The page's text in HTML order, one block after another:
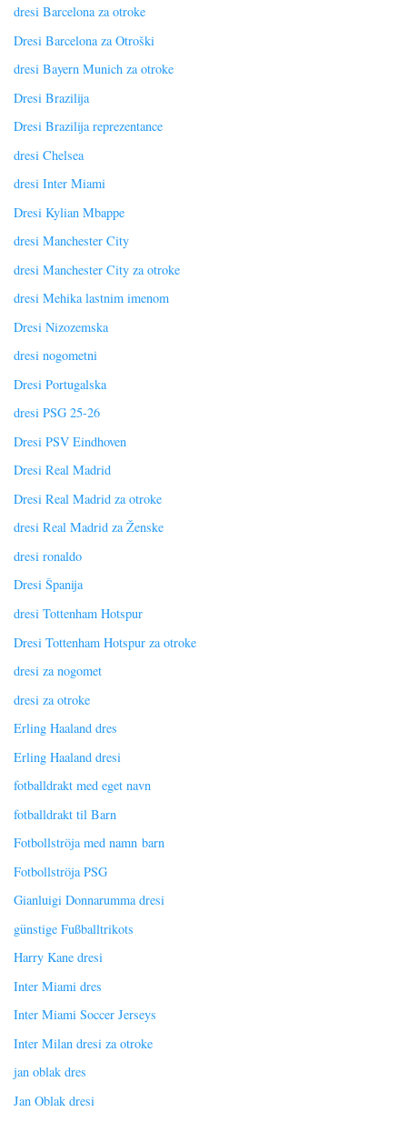
dresi Barcelona za otroke
Dresi Barcelona za Otroški
dresi Bayern Munich za otroke
Dresi Brazilija
Dresi Brazilija reprezentance
dresi Chelsea
dresi Inter Miami
Dresi Kylian Mbappe
dresi Manchester City
dresi Manchester City za otroke
dresi Mehika lastnim imenom
Dresi Nizozemska
dresi nogometni
Dresi Portugalska
dresi PSG 25-26
Dresi PSV Eindhoven
Dresi Real Madrid
Dresi Real Madrid za otroke
dresi Real Madrid za Ženske
dresi ronaldo
Dresi Španija
dresi Tottenham Hotspur
Dresi Tottenham Hotspur za otroke
dresi za nogomet
dresi za otroke
Erling Haaland dres
Erling Haaland dresi
fotballdrakt med eget navn
fotballdrakt til Barn
Fotbollströja med namn barn
Fotbollströja PSG
Gianluigi Donnarumma dresi
günstige Fußballtrikots
Harry Kane dresi
Inter Miami dres
Inter Miami Soccer Jerseys
Inter Milan dresi za otroke
jan oblak dres
Jan Oblak dresi